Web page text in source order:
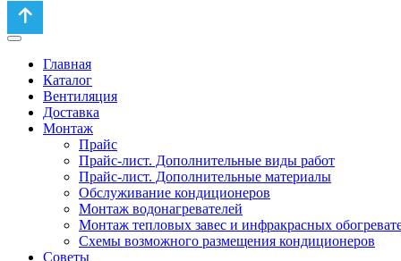
Главная
Каталог
Вентиляция
Доставка
Монтаж
Прайс
Прайс-лист. Дополнительные виды работ
Прайс-лист. Дополнительные материалы
Обслуживание кондиционеров
Монтаж водонагревателей
Монтаж тепловых завес и инфракрасных
Схемы возможного размещения кондиционеров
Советы